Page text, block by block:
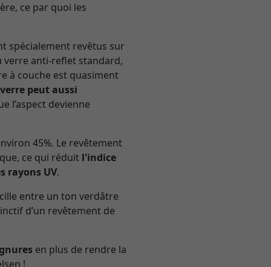
ce par quoi les
spécialement revêtus sur
anti-reflet standard,
à couche est quasiment
peut aussi
l’aspect devienne
45%. Le revêtement
ce qui réduit l'indice
rayons UV.
entre un ton verdâtre
d’un revêtement de
en plus de rendre la
!